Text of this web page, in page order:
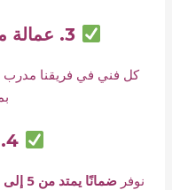
كل فني في فريقنا مدرب
نوفرضمانًا يمتد من 5 إلى 10 سنوات